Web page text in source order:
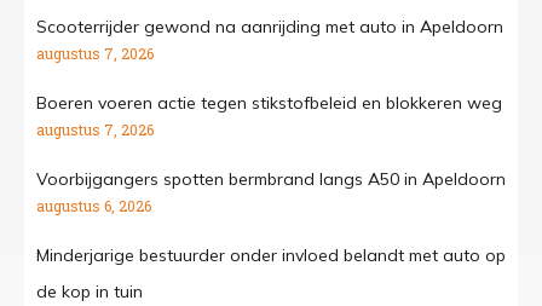
Scooterrijder gewond na aanrijding met auto in Apeldoorn
augustus 7, 2026
Boeren voeren actie tegen stikstofbeleid en blokkeren weg
augustus 7, 2026
Voorbijgangers spotten bermbrand langs A50 in Apeldoorn
augustus 6, 2026
Minderjarige bestuurder onder invloed belandt met auto op
de kop in tuin